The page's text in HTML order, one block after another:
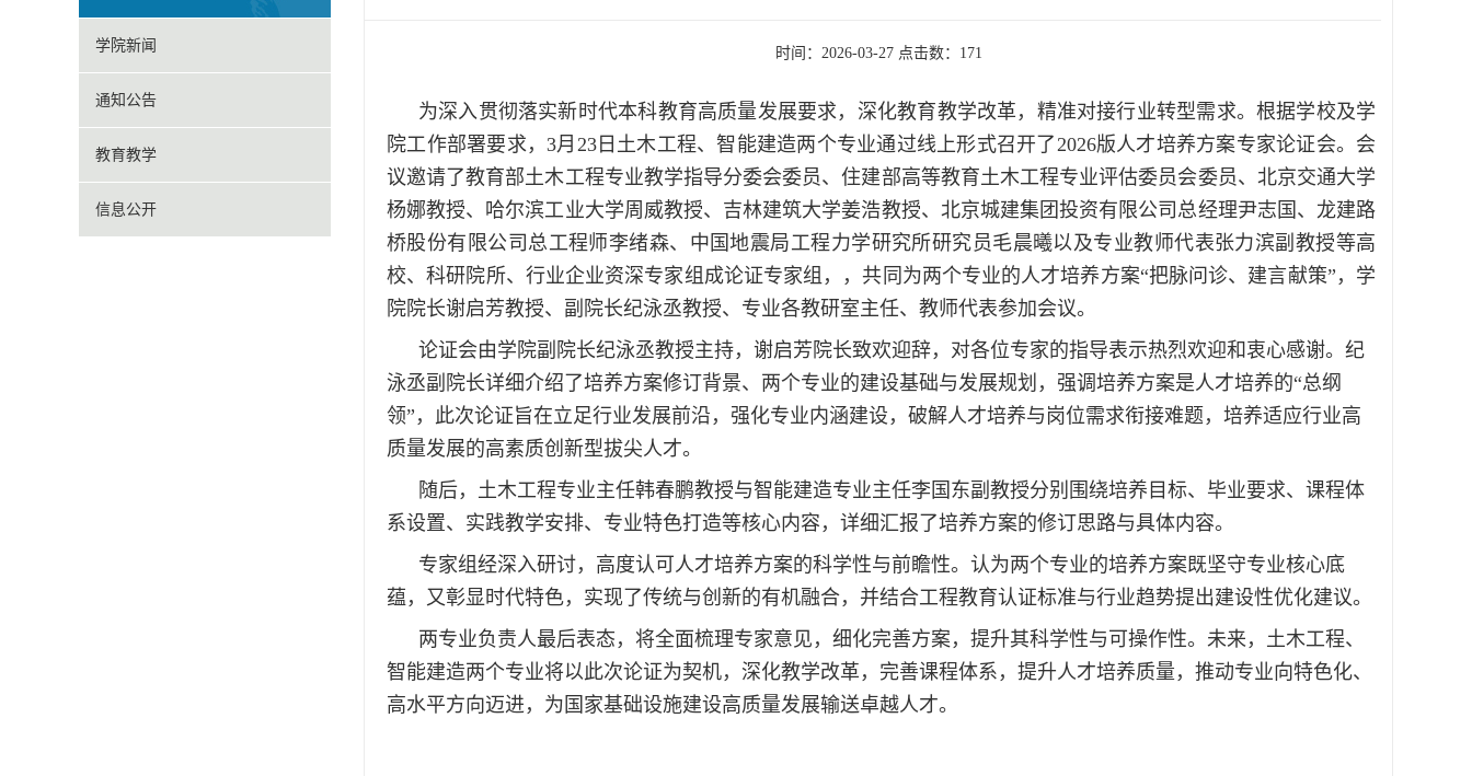
学院新闻
通知公告
教育教学
信息公开
时间：2026-03-27 点击数： 171
为深入贯彻落实新时代本科教育高质量发展要求，深化教育教学改革，精准对接行业转型需求。根据学校及学
院工作部署要求，3月23日土木工程、智能建造两个专业通过线上形式召开了2026版人才培养方案专家论证会。会
议邀请了教育部土木工程专业教学指导分委会委员、住建部高等教育土木工程专业评估委员会委员、北京交通大学
杨娜教授、哈尔滨工业大学周威教授、吉林建筑大学姜浩教授、北京城建集团投资有限公司总经理尹志国、龙建路
桥股份有限公司总工程师李绪森、中国地震局工程力学研究所研究员毛晨曦以及专业教师代表张力滨副教授等高
校、科研院所、行业企业资深专家组成论证专家组，，共同为两个专业的人才培养方案“把脉问诊、建言献策”，学
院院长谢启芳教授、副院长纪泳丞教授、专业各教研室主任、教师代表参加会议。
论证会由学院副院长纪泳丞教授主持，谢启芳院长致欢迎辞，对各位专家的指导表示热烈欢迎和衷心感谢。纪
泳丞副院长详细介绍了培养方案修订背景、两个专业的建设基础与发展规划，强调培养方案是人才培养的“总纲
领”，此次论证旨在立足行业发展前沿，强化专业内涵建设，破解人才培养与岗位需求衔接难题，培养适应行业高
质量发展的高素质创新型拔尖人才。
随后，土木工程专业主任韩春鹏教授与智能建造专业主任李国东副教授分别围绕培养目标、毕业要求、课程体
系设置、实践教学安排、专业特色打造等核心内容，详细汇报了培养方案的修订思路与具体内容。
专家组经深入研讨，高度认可人才培养方案的科学性与前瞻性。认为两个专业的培养方案既坚守专业核心底
蕴，又彰显时代特色，实现了传统与创新的有机融合，并结合工程教育认证标准与行业趋势提出建设性优化建议。
两专业负责人最后表态，将全面梳理专家意见，细化完善方案，提升其科学性与可操作性。未来，土木工程、
智能建造两个专业将以此次论证为契机，深化教学改革，完善课程体系，提升人才培养质量，推动专业向特色化、
高水平方向迈进，为国家基础设施建设高质量发展输送卓越人才。